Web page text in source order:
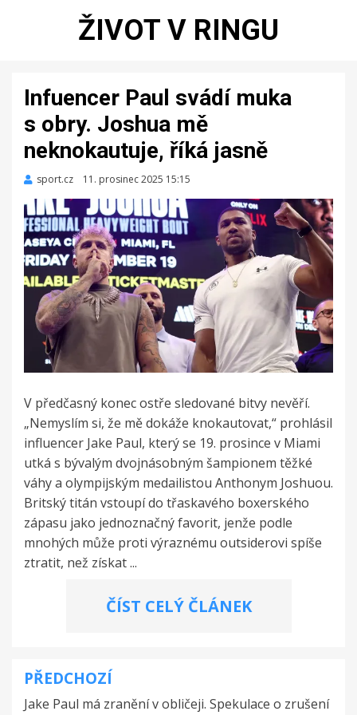
ŽIVOT V RINGU
Infuencer Paul svádí muka
s obry. Joshua mě
neknokautuje, říká jasně
sport.cz
Zveřejněno
11. prosinec 2025 15:15
V předčasný konec ostře sledované bitvy nevěří.
„Nemyslím si, že mě dokáže knokautovat,“ prohlásil
influencer Jake Paul, který se 19. prosince v Miami
utká s bývalým dvojnásobným šampionem těžké
váhy a olympijským medailistou Anthonym Joshuou.
Britský titán vstoupí do třaskavého boxerského
zápasu jako jednoznačný favorit, jenže podle
mnohých může proti výraznému outsiderovi spíše
ztratit, než získat ...
ČÍST CELÝ ČLÁNEK
Navigace
pro
PŘEDCHOZÍ
Jake Paul má zranění v obličeji. Spekulace o zrušení